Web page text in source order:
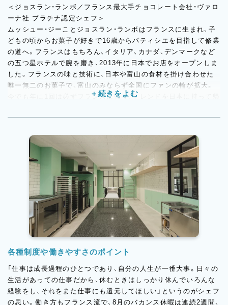
＜ジョスラン・ランボ／フランス最大手チョコレート会社・ヴァロ
ーナ社 プラチナ認定シェフ＞
ムッシュー・ジーことジョスラン・ランボはフランスに生まれ、子
どもの頃からお菓子が好きで16歳からパティシエを目指して修業
の道へ。フランスはもちろん、イタリア、カナダ、デンマークなど
の五つ星ホテルで腕を磨き、2013年に日本でお店をオープンしま
した。フランスの味と技術に、日本や富山の食材を掛け合わせた
唯一無二のお菓子で、富山のみならず全国にファンの輪が拡大。
今でも年に1回は必ずフランスに帰り、トレンドを日本に持って帰
Journal de Patissier （ル・ジューナル・ドュ・パティシエ）」で幾
のレシピ提供も行っており、パティスリー界の盛り上げにも貢献
各種制度や働きやすさのポイント
「仕事は成長過程のひとつであり、自分の人生が一番大事。日々の
生活があっての仕事だから、休むときはしっかり休んでいろんな
経験をし、それをまた仕事にも還元してほしい」というのがシェフ
の思い。働き方もフランス流で、8月のバカンス休暇は連続2週間、